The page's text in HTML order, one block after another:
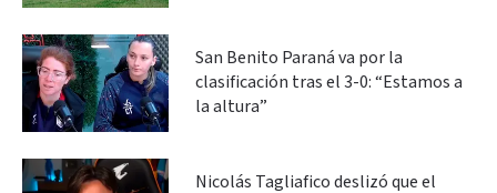
San Benito Paraná va por la
clasificación tras el 3-0: “Estamos a
la altura”
Nicolás Tagliafico deslizó que el